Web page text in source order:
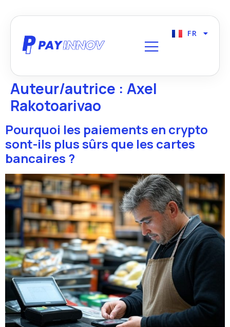
FR
EN
Auteur/autrice : Axel
Rakotoarivao
Pourquoi les paiements en crypto
sont-ils plus sûrs que les cartes
bancaires ?